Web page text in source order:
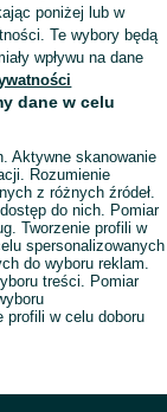
poniżej lub w
Te wybory będą
wpływu na dane
dane w celu
Aktywne skanowanie
Rozumienie
z różnych źródeł.
do nich. Pomiar
Tworzenie profili w
spersonalizowanych
do wyboru reklam.
treści. Pomiar
profili w celu doboru